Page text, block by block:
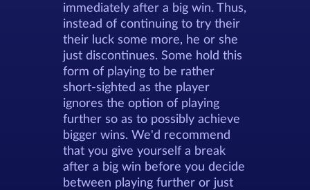
immediately after a big win. Thus,
instead of continuing to try their
their luck some more, he or she
just discontinues. Some hold this
form of playing to be rather
short-sighted as the player
ignores the option of playing
further so as to possibly achieve
bigger wins. We'd recommend
that you give yourself a break
after a big win before you decide
between playing further or just